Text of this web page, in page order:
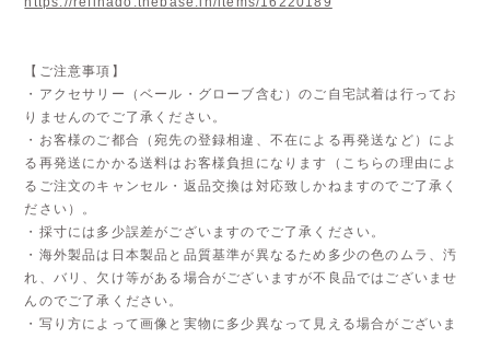
【ご注意事項】
・アクセサリー（ベール・グローブ含む）のご自宅試着は行ってお
りませんのでご了承ください。
・お客様のご都合（宛先の登録相違、不在による再発送など）によ
る再発送にかかる送料はお客様負担になります（こちらの理由によ
るご注文のキャンセル・返品交換は対応致しかねますのでご了承く
ださい）。
・採寸には多少誤差がございますのでご了承ください。
・海外製品は日本製品と品質基準が異なるため多少の色のムラ、汚
れ、バリ、欠け等がある場合がございますが不良品ではございませ
んのでご了承ください。
・写り方によって画像と実物に多少異なって見える場合がございま